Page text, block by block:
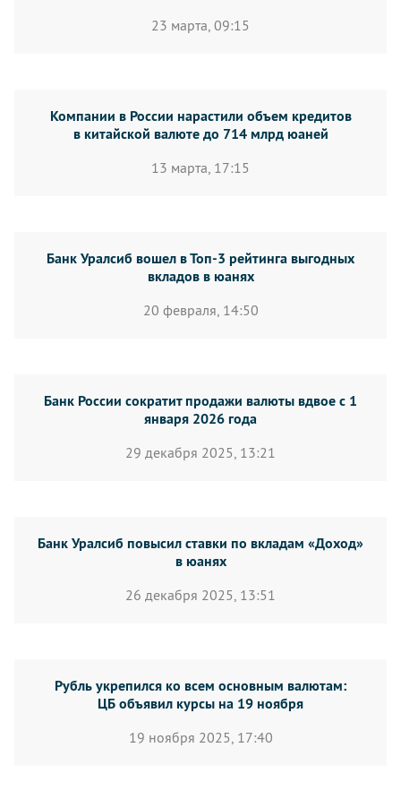
23 марта, 09:15
Компании в России нарастили объем кредитов
в китайской валюте до 714 млрд юаней
13 марта, 17:15
Банк Уралсиб вошел в Топ-3 рейтинга выгодных
вкладов в юанях
20 февраля, 14:50
Банк России сократит продажи валюты вдвое с 1
января 2026 года
29 декабря 2025, 13:21
Банк Уралсиб повысил ставки по вкладам «Доход»
в юанях
26 декабря 2025, 13:51
Рубль укрепился ко всем основным валютам:
ЦБ объявил курсы на 19 ноября
19 ноября 2025, 17:40